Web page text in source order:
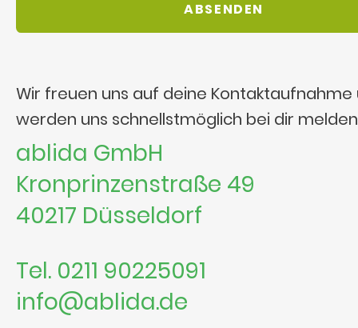
Wir freuen uns auf deine Kontaktaufnahme
werden uns schnellstmöglich bei dir
ablida GmbH
Kronprinzenstraße 49
40217 Düsseldorf
Tel. 0211 90225091
info@ablida.de